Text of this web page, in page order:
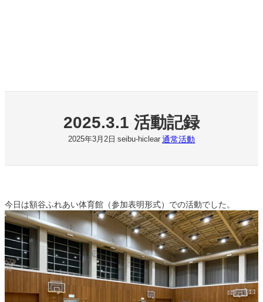
2025.3.1 活動記録
2025年3月2日 seibu-hiclear 通常活動
今日は額谷ふれあい体育館（参加表明形式）での活動でした。